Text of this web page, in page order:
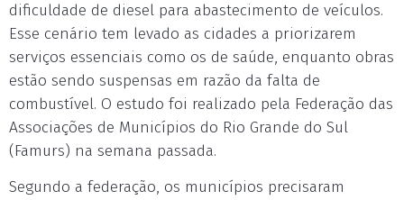
dificuldade de diesel para abastecimento de veículos.
Esse cenário tem levado as cidades a priorizarem
serviços essenciais como os de saúde, enquanto obras
estão sendo suspensas em razão da falta de
combustível. O estudo foi realizado pela Federação das
Associações de Municípios do Rio Grande do Sul
(Famurs) na semana passada.
Segundo a federação, os municípios precisaram